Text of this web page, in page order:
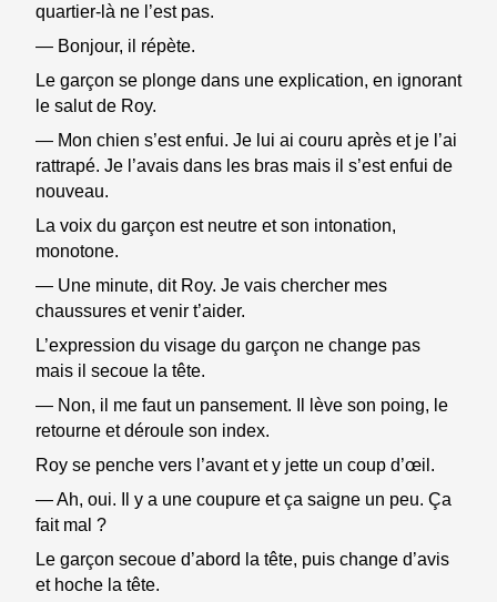
quartier-là ne l’est pas.
— Bonjour, il répète.
Le garçon se plonge dans une explication, en ignorant
le salut de Roy.
— Mon chien s’est enfui. Je lui ai couru après et je l’ai
rattrapé. Je l’avais dans les bras mais il s’est enfui de
nouveau.
La voix du garçon est neutre et son intonation,
monotone.
— Une minute, dit Roy. Je vais chercher mes
chaussures et venir t’aider.
L’expression du visage du garçon ne change pas
mais il secoue la tête.
— Non, il me faut un pansement. Il lève son poing, le
retourne et déroule son index.
Roy se penche vers l’avant et y jette un coup d’œil.
— Ah, oui. Il y a une coupure et ça saigne un peu. Ça
fait mal ?
Le garçon secoue d’abord la tête, puis change d’avis
et hoche la tête.